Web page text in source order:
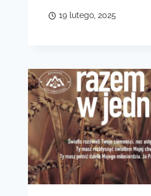
19 lutego, 2025